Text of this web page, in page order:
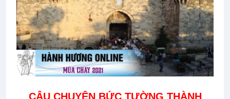
CÂU CHUYỆN BỨC TƯỜNG THÀNH